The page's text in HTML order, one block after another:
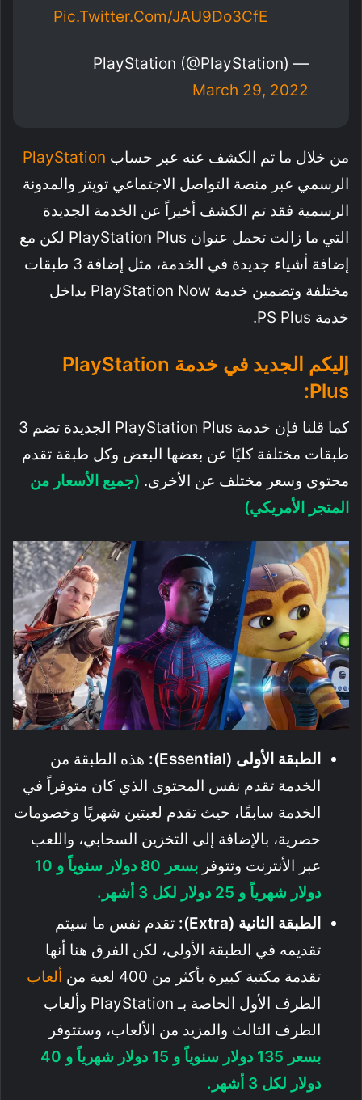
Pic.twitter.com/jAU9Do3CfE
— PlayStation (@PlayStation)
March 29, 2022
من خلال ما تم الكشف عنه عبر حساب PlayStation
الرسمي عبر منصة التواصل الاجتماعي تويتر والمدونة
الرسمية فقد تم الكشف أخيراً عن الخدمة الجديدة
التي ما زالت تحمل عنوان PlayStation Plus لكن مع
إضافة أشياء جديدة في الخدمة، مثل إضافة 3 طبقات
مختلفة وتضمين خدمة PlayStation Now بداخل
خدمة PS Plus.
إليكم الجديد في خدمة PlayStation
Plus:
كما قلنا فإن خدمة PlayStation Plus الجديدة تضم 3
طبقات مختلفة كليًا عن بعضها البعض وكل طبقة تقدم
محتوى وسعر مختلف عن الأخرى. (جميع الأسعار من
المتجر الأمريكي)
الطبقة الأولى (Essential):
هذه الطبقة من
الخدمة تقدم نفس المحتوى الذي كان متوفراً في
الخدمة سابقًا، حيث تقدم لعبتين شهريًا وخصومات
حصرية، بالإضافة إلى التخزين السحابي، واللعب
عبر الأنترنت وتتوفر
بسعر 80 دولار سنوياً و 10
دولار شهرياً و 25 دولار لكل 3 أشهر.
الطبقة الثانية (Extra):
تقدم نفس ما سيتم
تقديمه في الطبقة الأولى، لكن الفرق هنا أنها
تقدمة مكتبة كبيرة بأكثر من 400 لعبة من
ألعاب
الطرف الأول الخاصة بـ PlayStation وألعاب
الطرف الثالث والمزيد من الألعاب، وستتوفر
بسعر 135 دولار سنوياً و 15 دولار شهرياً و 40
دولار لكل 3 أشهر.